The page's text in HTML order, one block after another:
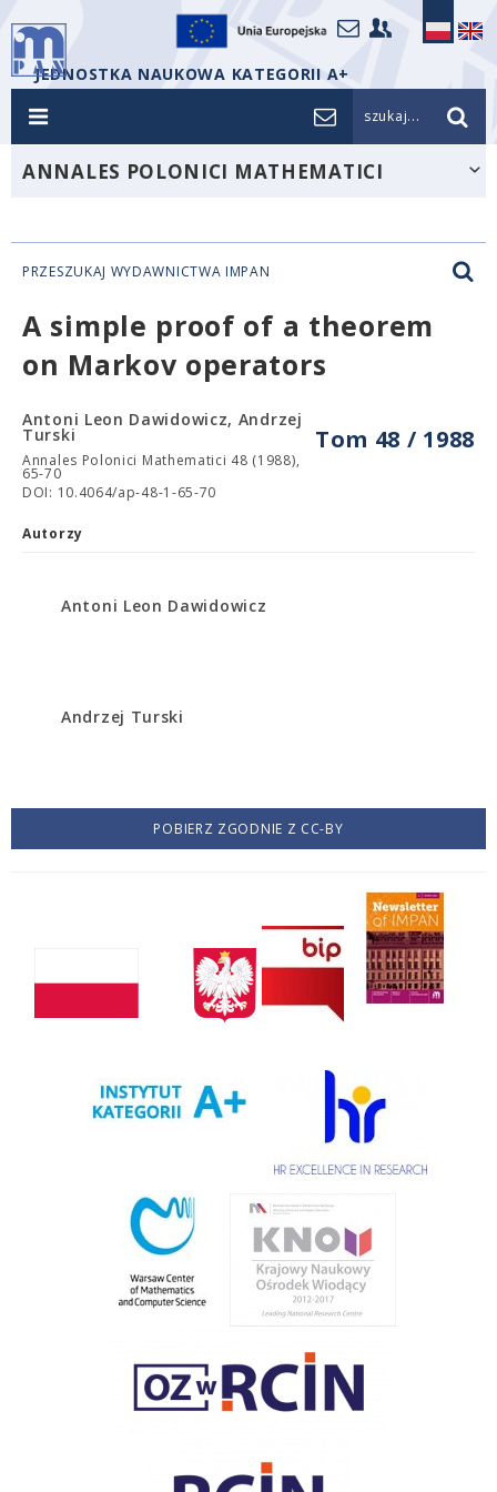
JEDNOSTKA NAUKOWA KATEGORII A+
szukaj...
ANNALES POLONICI MATHEMATICI
PRZESZUKAJ WYDAWNICTWA IMPAN
A simple proof of a theorem
on Markov operators
Tom 48 / 1988
Antoni Leon Dawidowicz, Andrzej
Turski
Annales Polonici Mathematici 48 (1988),
65-70
DOI: 10.4064/ap-48-1-65-70
Autorzy
Antoni Leon Dawidowicz
Andrzej Turski
POBIERZ ZGODNIE Z CC-BY